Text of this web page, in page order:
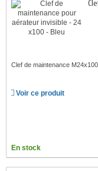
Clef de maintenance
Voir ce produit
En stock